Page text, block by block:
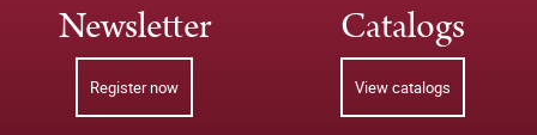
Newsletter
Register now
Catalogs
View catalogs